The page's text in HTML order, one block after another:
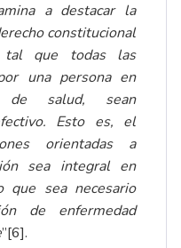
a destacar la
constitucional
que todas las
una persona en
de salud, sean
Esto es, el
orientadas a
sea integral en
que sea necesario
de enfermedad
”[6].